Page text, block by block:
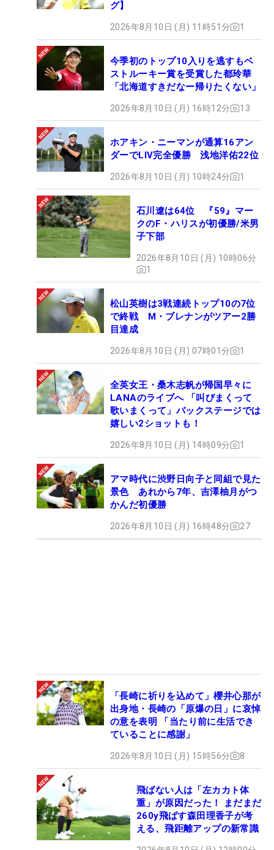
グ】
2026年8月10日 (月) 11時51分 1
今季初のトップ10入りを逃すもベ
ストルーキー賞を受賞した都玲華
「北海道すきだなー帰りたくない」
2026年8月10日 (月) 16時12分 13
ホアキン・ニーマンが通算16アン
ダーでLIV完全優勝 浅地洋佑22位
2026年8月10日 (月) 10時24分 1
石川遼は64位 『59』マー
クのF・ハリスが初優勝/米男
子下部
2026年8月10日 (月) 10時06分
1
松山英樹は3戦連続トップ10の7位
で終戦 M・ブレナンがツアー2勝
目達成
2026年8月10日 (月) 07時01分 1
全英女王・桑木志帆が帰国早々に
LANAのライブへ 「叫びまくって
歌いまくって」バックステージでは
嬉しい2ショットも！
2026年8月10日 (月) 14時09分 1
アマ時代に渋野日向子と同組で見た
景色 あれから7年、吉澤柚月がつ
かんだ初優勝
2026年8月10日 (月) 16時48分 27
「長崎に祈りを込めて」櫻井心那が
出身地・長崎の「原爆の日」に哀悼
の意を表明 「当たり前に生活でき
ていることに感謝」
2026年8月10日 (月) 15時56分 8
飛ばない人は「左カカト体
重」が原因だった！ まだまだ
260y飛ばす森田理香子が考
える、飛距離アップの新常識